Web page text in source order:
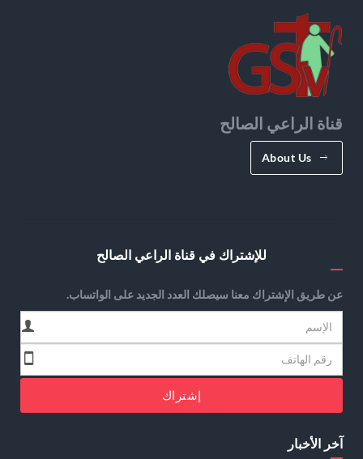
قناة الراعي الصالح
About Us
للإشتراك في قناة الراعي الصالح
عن طريق الإشتراك معنا سيصلك العدد الجديد على الواتساب.
إشتراك
آخر الأخبار